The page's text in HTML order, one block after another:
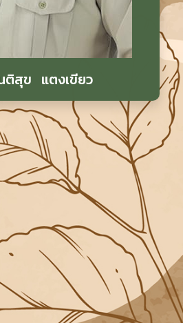
ติสุข แตงเขียว